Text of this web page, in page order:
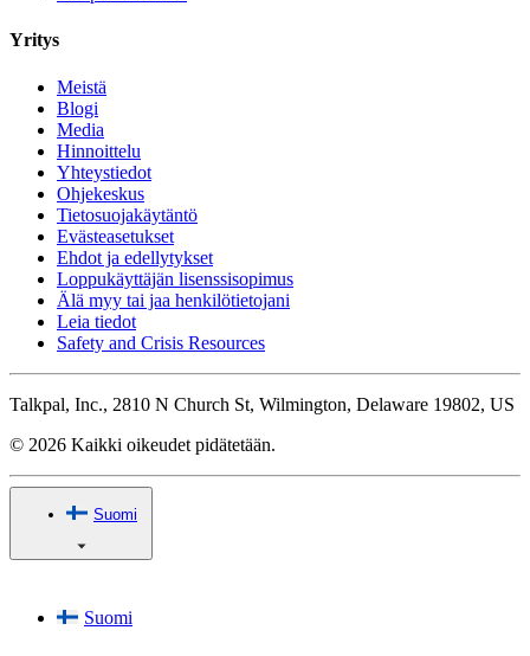
Yritys
Meistä
Blogi
Media
Hinnoittelu
Yhteystiedot
Ohjekeskus
Tietosuojakäytäntö
Evästeasetukset
Ehdot ja edellytykset
Loppukäyttäjän lisenssisopimus
Älä myy tai jaa henkilötietojani
Leia tiedot
Safety and Crisis Resources
Talkpal, Inc., 2810 N Church St, Wilmington, Delaware 19802, US
© 2026 Kaikki oikeudet pidätetään.
Suomi
Suomi